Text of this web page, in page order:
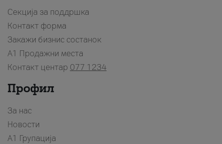
Секција за поддршка
Контакт форма
Закажи бизнис состанок
A1 Продажни места
Контакт центар 077 1234
Профил
За нас
Новости
А1 Групација